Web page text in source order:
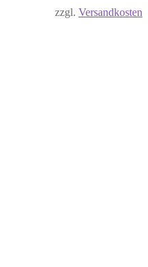
zzgl. Versandkosten